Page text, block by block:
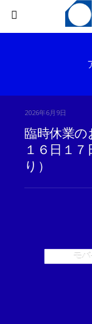
2026年6月9日
臨時休業の
１６日１
り）
モ